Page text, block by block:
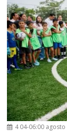
4 04-06:00